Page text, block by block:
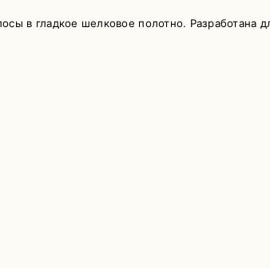
в гладкое шелковое полотно. Разработана